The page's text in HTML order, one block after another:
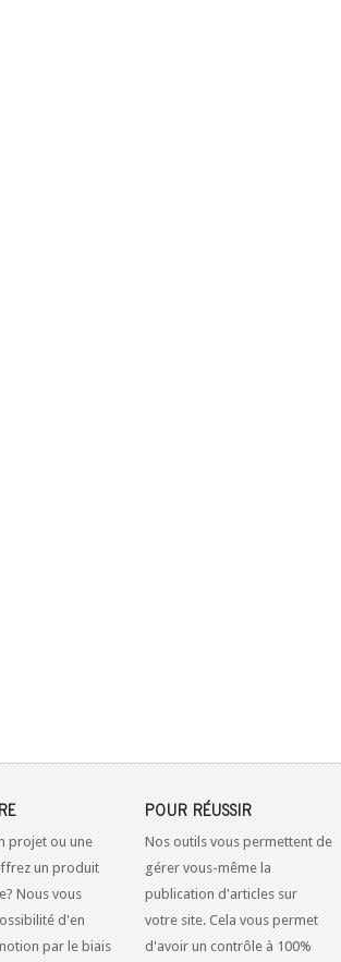
projet ou une
un produit
Nous vous
d'en
par le biais
POUR RÉUSSIR
Nos outils vous permettent de
gérer vous-même la
publication d'articles sur
votre site. Cela vous permet
d'avoir un contrôle à 100%